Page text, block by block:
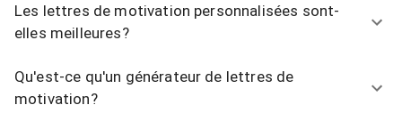
Les lettres de motivation personnalisées sont-
elles meilleures?
Qu'est-ce qu'un générateur de lettres de
motivation?